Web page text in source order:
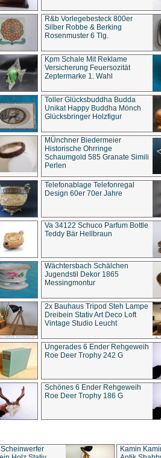
R&b Vorlegebesteck 800er
Silber Robbe & Berking
Rosenmuster 6 Tlg.
Kpm Schale Mit Reklame
Versicherung Feuersozität
Zeptermarke 1. Wahl
Toller Glücksbuddha Budda
Unikat Happy Buddha Mönch
Glücksbringer Holzfigur
MÜnchner Biedermeier
Historische Ohrringe
Schaumgold 585 Granate Simili
Perlen
Telefonablage Telefonregal
Design 60er 70er Jahre
Va 34122 Schuco Parfum Bottle
Teddy Bär Hellbraun
Wächtersbach Schälchen
Jugendstil Dekor 1865
Messingmontur
2x Bauhaus Tripod Steh Lampe
Dreibein Stativ Art Deco Loft
Vintage Studio Leucht
Ungerades 6 Ender Rehgeweih
Roe Deer Trophy 242 G
Schönes 6 Ender Rehgeweih
Roe Deer Trophy 186 G
Kamin